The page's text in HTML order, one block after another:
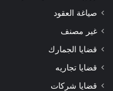
صياغة العقود
غير مصنف
قضايا الجمارك
قضايا تجاريه
قضايا شركات